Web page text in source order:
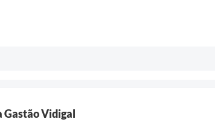
Gastão Vidigal